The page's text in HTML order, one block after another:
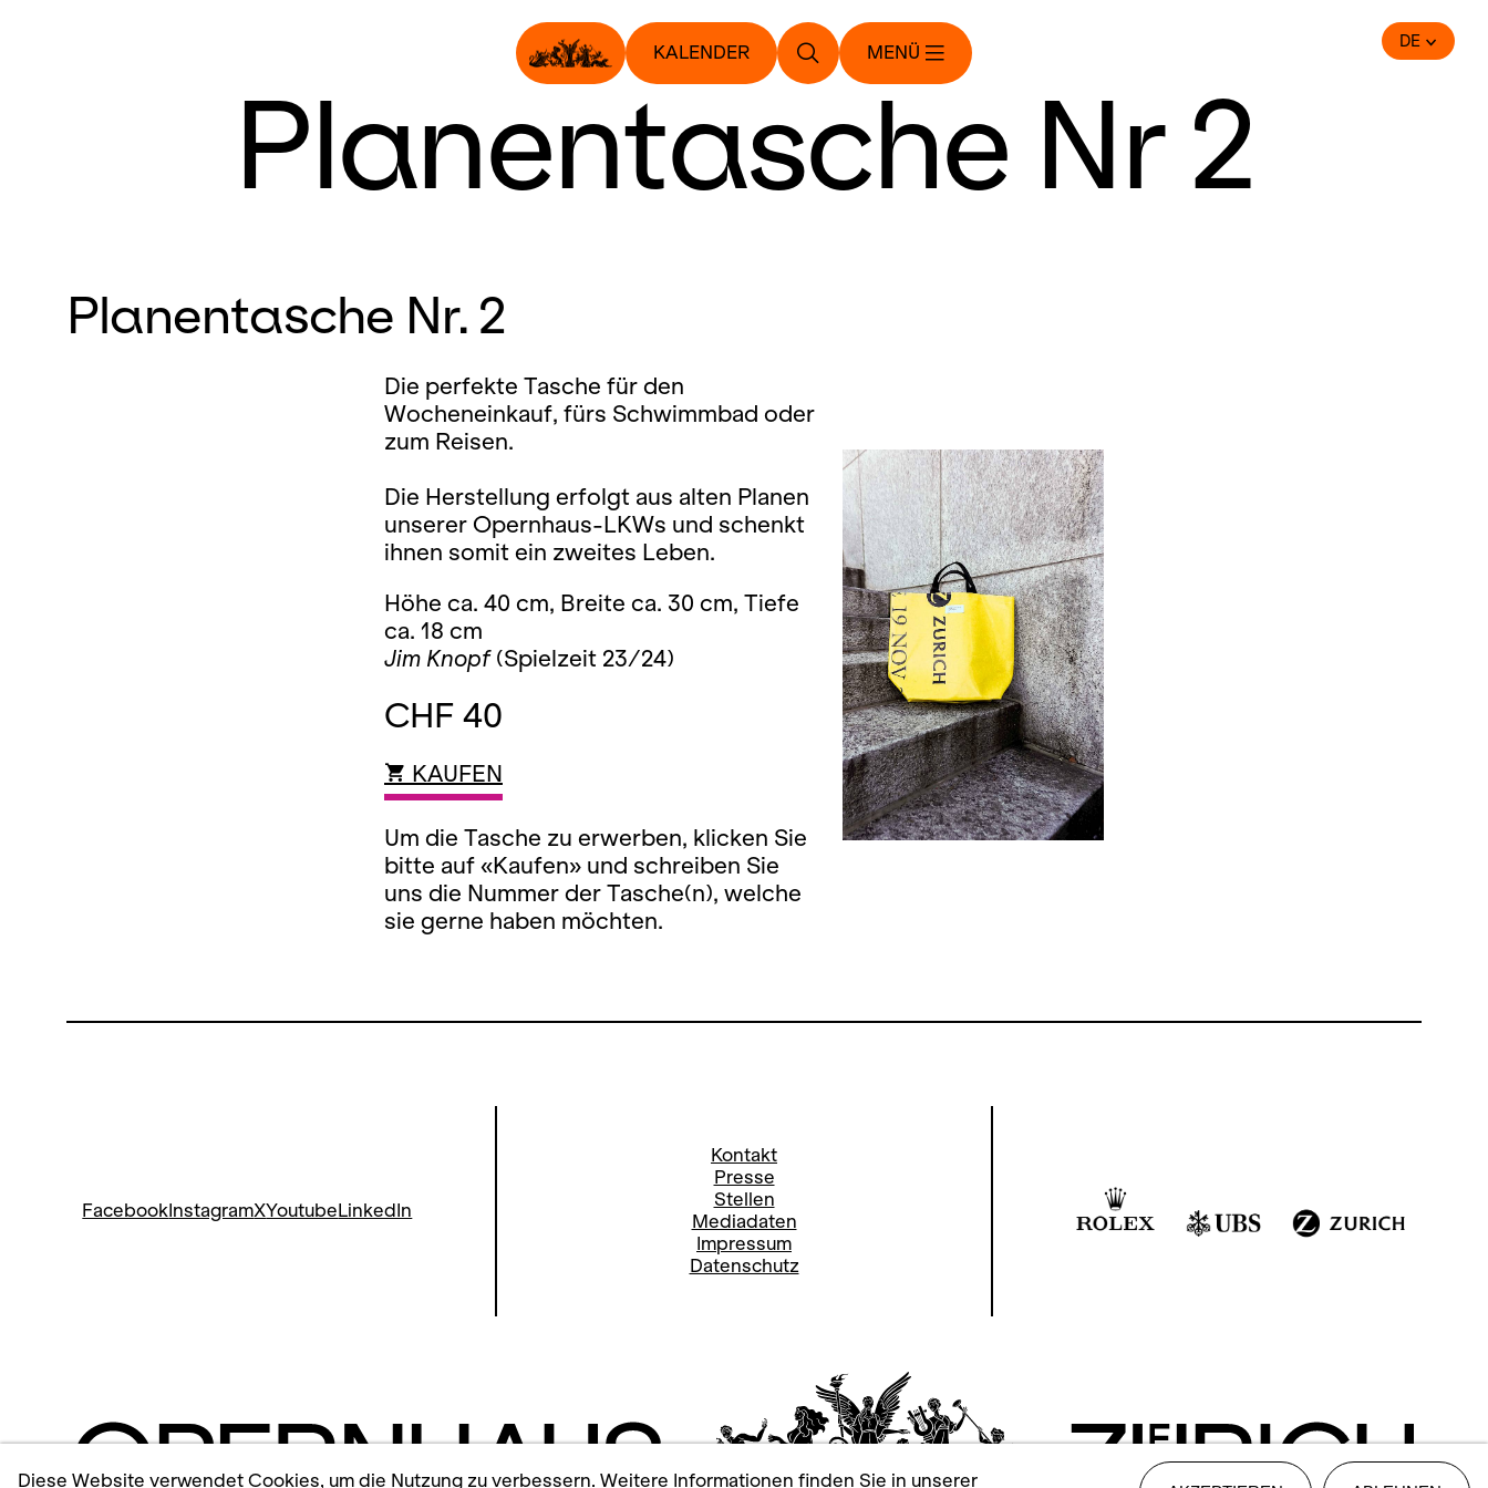
KALENDER MENÜ
DE
Planentasche Nr 2
Planentasche Nr. 2
Die perfekte Tasche für den
Wocheneinkauf, fürs Schwimmbad oder
zum Reisen.
Die Herstellung erfolgt aus alten Planen
unserer Opernhaus-LKWs und schenkt
ihnen somit ein zweites Leben.
Höhe ca. 40 cm, Breite ca. 30 cm, Tiefe
ca. 18 cm
Jim Knopf (Spielzeit 23/24)
CHF 40
KAUFEN
Um die Tasche zu erwerben, klicken Sie
bitte auf «Kaufen» und schreiben Sie
uns die Nummer der Tasche(n), welche
sie gerne haben möchten.
FacebookInstagramXYoutubeLinkedIn
Kontakt
Presse
Stellen
Mediadaten
Impressum
Datenschutz
Diese Website verwendet Cookies, um die Nutzung zu verbessern. Weitere Informationen finden Sie in unserer